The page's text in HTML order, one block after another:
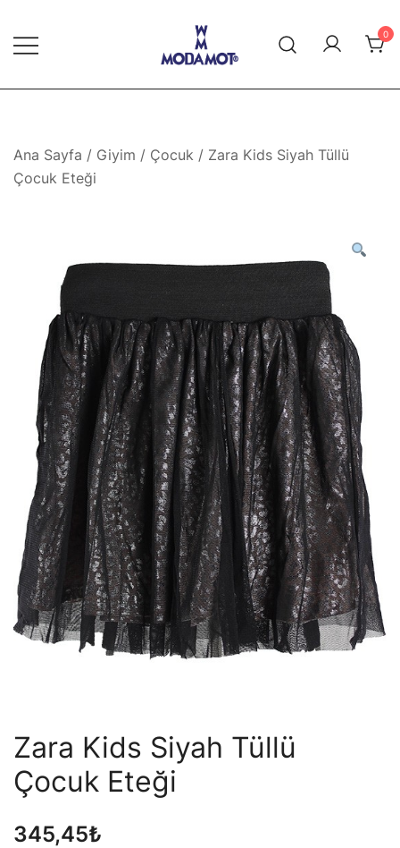
content
Modamot E-Ticaret
0
Ana Sayfa / Giyim / Çocuk / Zara Kids Siyah Tüllü
Çocuk Eteği
Zara Kids Siyah Tüllü
Çocuk Eteği
345,45₺